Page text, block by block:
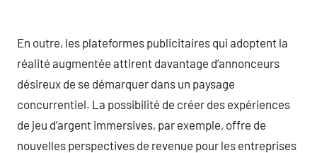
En outre, les plateformes publicitaires qui adoptent la
réalité augmentée attirent davantage d’annonceurs
désireux de se démarquer dans un paysage
concurrentiel. La possibilité de créer des expériences
de jeu d’argent immersives, par exemple, offre de
nouvelles perspectives de revenue pour les entreprises